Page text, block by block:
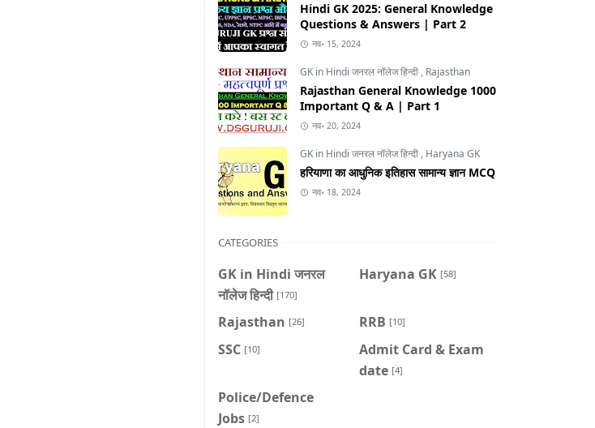
Hindi GK 2025: General Knowledge
Questions & Answers | Part 2
नव॰ 15, 2024
GK in Hindi जनरल नॉलेज हिन्दी , Rajasthan
Rajasthan General Knowledge 1000
Important Q & A | Part 1
नव॰ 20, 2024
GK in Hindi जनरल नॉलेज हिन्दी , Haryana GK
हरियाणा का आधुनिक इतिहास सामान्य ज्ञान MCQ
नव॰ 18, 2024
CATEGORIES
GK in Hindi जनरल
नॉलेज हिन्दी [170]
Haryana GK [58]
Rajasthan [26] RRB [10]
SSC [10]
Admit Card & Exam
date [4]
Police/Defence
Jobs [2]